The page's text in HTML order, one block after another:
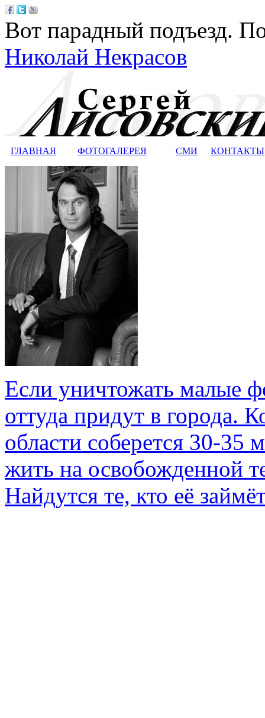
Вот парадный подъезд.
Николай Некрасов
ГЛАВНАЯ ФОТОГАЛЕРЕЯ СМИ КОНТАКТЫ
Если уничтожать малые
оттуда придут в города.
области соберется 30-35
жить на освобожденной
Найдутся те, кто её